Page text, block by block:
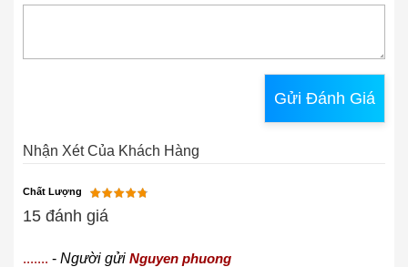
Gửi Đánh Giá
Nhận Xét Của Khách Hàng
Chất Lượng
15 đánh giá
....... - Người gửi Nguyen phuong